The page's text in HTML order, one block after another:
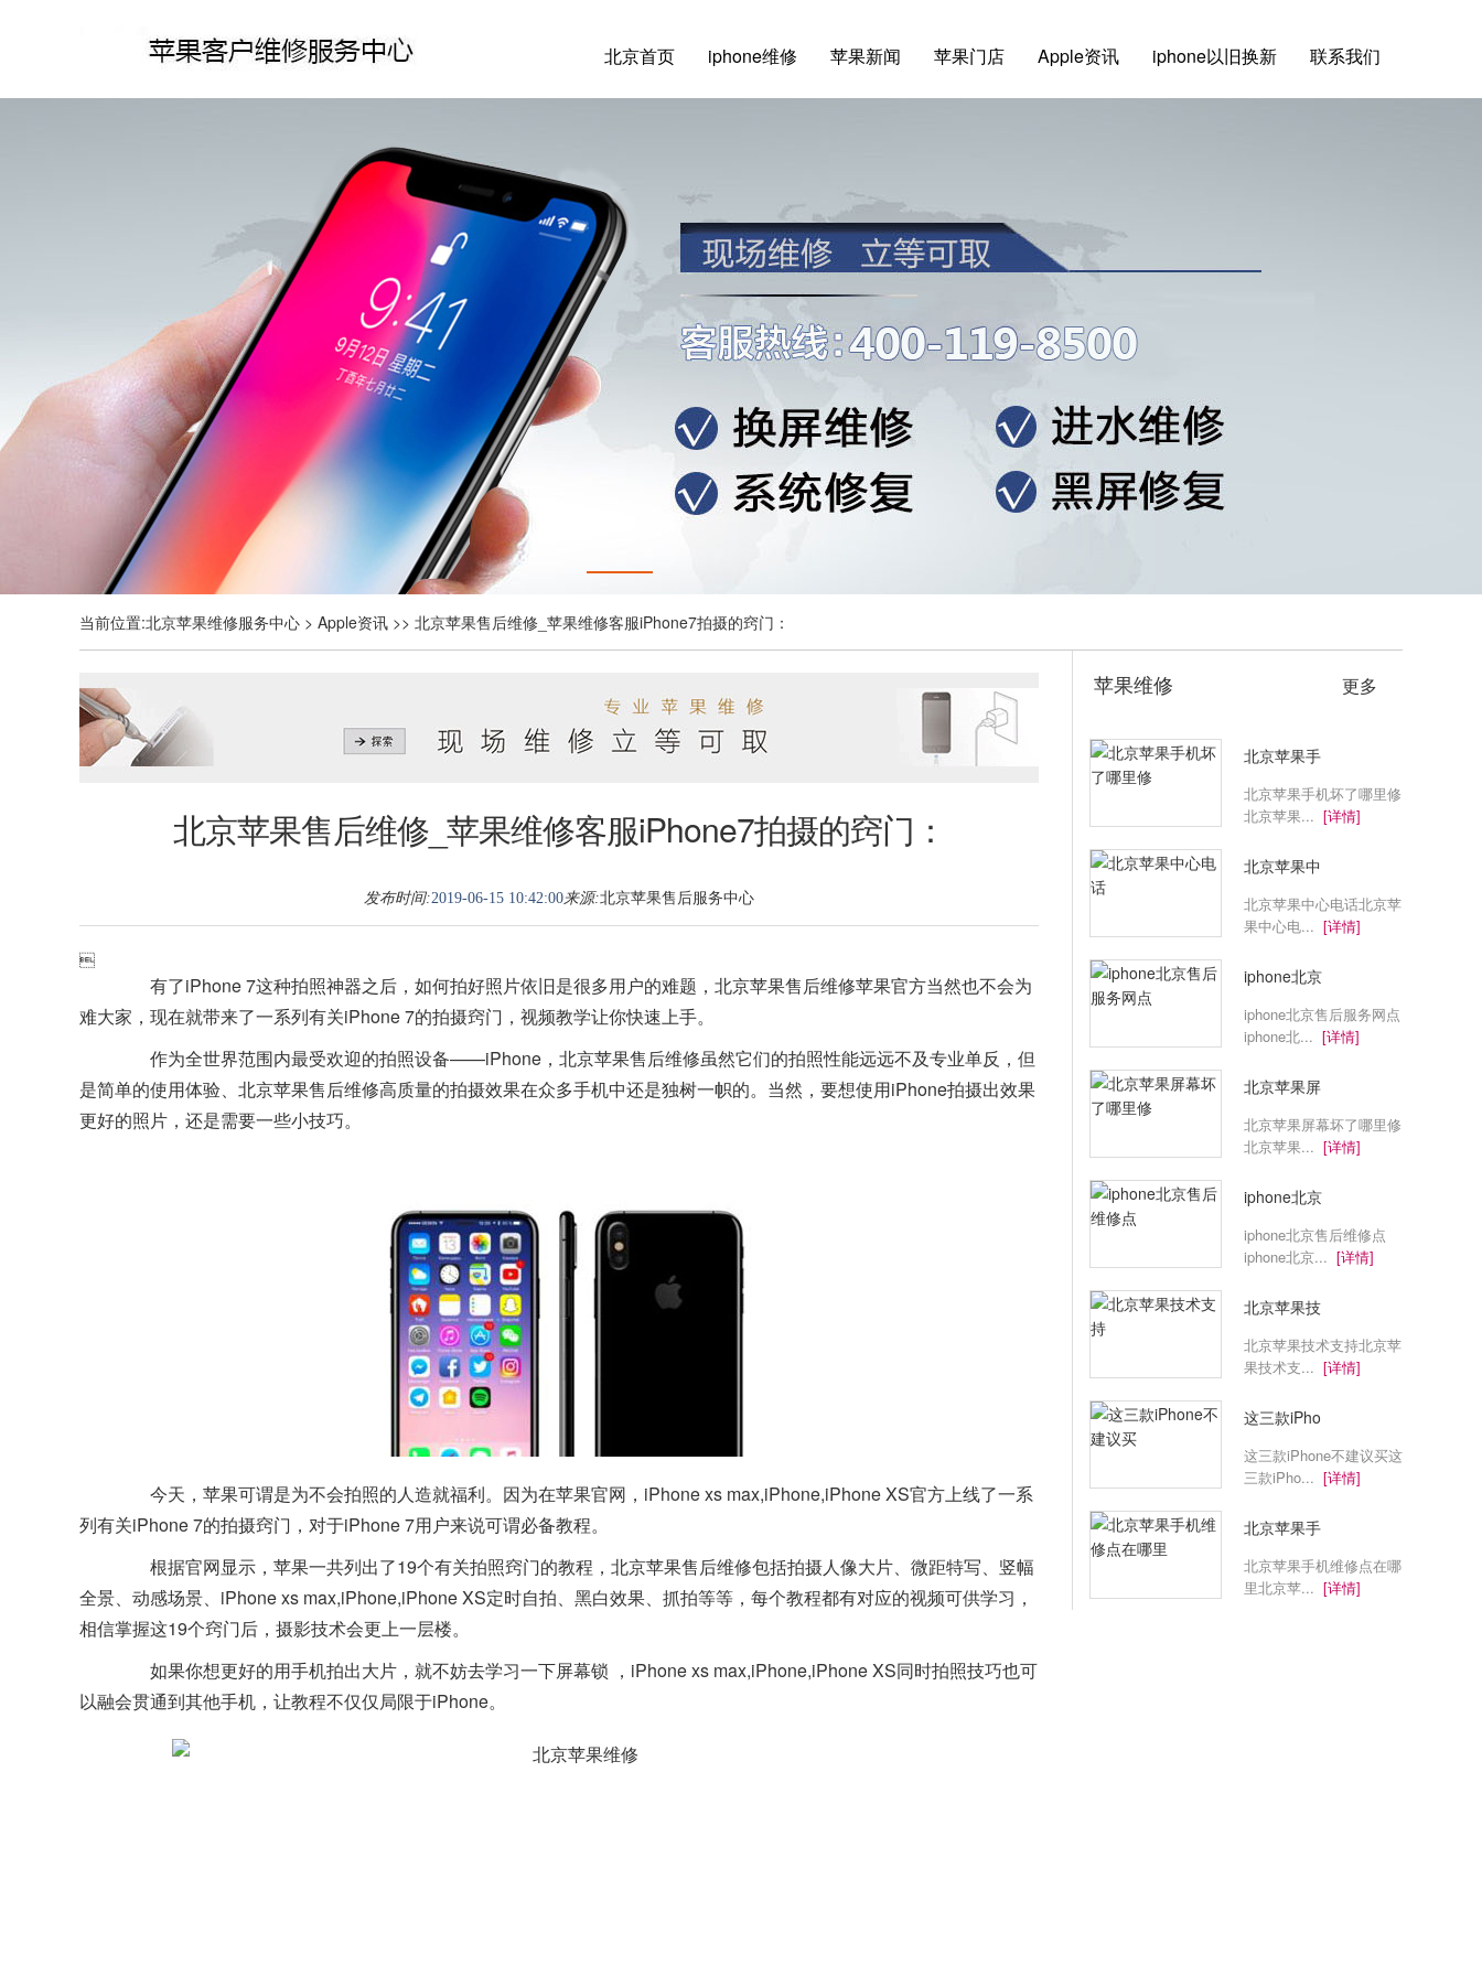
北京首页 iphone维修 苹果新闻 苹果门店 Apple资讯 iphone以旧换新 联系我们
当前位置:北京苹果维修服务中心 > Apple资讯 >> 北京苹果售后维修_苹果维修客服iPhone7拍摄的窍门：
北京苹果售后维修_苹果维修客服iPhone7拍摄的窍门：
发布时间:2019-06-15 10:42:00来源:北京苹果售后服务中心

有了iPhone 7这种拍照神器之后，如何拍好照片依旧是很多用户的难题，北京苹果售后维修苹果官方当然也不会为
难大家，现在就带来了一系列有关iPhone 7的拍摄窍门，视频教学让你快速上手。
作为全世界范围内最受欢迎的拍照设备——iPhone，北京苹果售后维修虽然它们的拍照性能远远不及专业单反，但
是简单的使用体验、北京苹果售后维修高质量的拍摄效果在众多手机中还是独树一帜的。当然，要想使用iPhone拍摄出效果
更好的照片，还是需要一些小技巧。
今天，苹果可谓是为不会拍照的人造就福利。因为在苹果官网，iPhone xs max,iPhone,iPhone XS官方上线了一系
列有关iPhone 7的拍摄窍门，对于iPhone 7用户来说可谓必备教程。
根据官网显示，苹果一共列出了19个有关拍照窍门的教程，北京苹果售后维修包括拍摄人像大片、微距特写、竖幅
全景、动感场景、iPhone xs max,iPhone,iPhone XS定时自拍、黑白效果、抓拍等等，每个教程都有对应的视频可供学习，
相信掌握这19个窍门后，摄影技术会更上一层楼。
如果你想更好的用手机拍出大片，就不妨去学习一下屏幕锁 ，iPhone xs max,iPhone,iPhone XS同时拍照技巧也可
以融会贯通到其他手机，让教程不仅仅局限于iPhone。
苹果维修 更多
北京苹果手
北京苹果手机坏了哪里修
北京苹果... [详情]
北京苹果中
北京苹果中心电话北京苹
果中心电... [详情]
iphone北京
iphone北京售后服务网点
iphone北... [详情]
北京苹果屏
北京苹果屏幕坏了哪里修
北京苹果... [详情]
iphone北京
iphone北京售后维修点
iphone北京... [详情]
北京苹果技
北京苹果技术支持北京苹
果技术支... [详情]
这三款iPho
这三款iPhone不建议买这
三款iPho... [详情]
北京苹果手
北京苹果手机维修点在哪
里北京苹... [详情]